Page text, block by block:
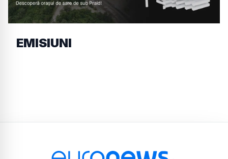
EMISIUNI